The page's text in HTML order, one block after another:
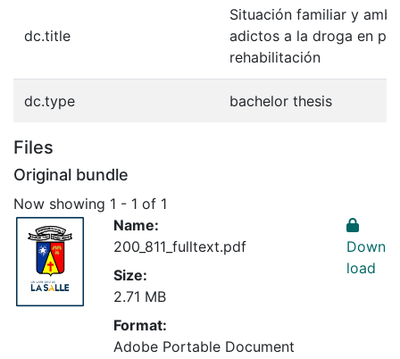
dc.title
Situación familiar y
adictos a la droga en
rehabilitación
dc.type bachelor thesis
Files
Original bundle
Now showing 1 - 1 of 1
Name:
200_811_fulltext.pdf
Size:
2.71 MB
Format:
Adobe Portable Document
Down
load